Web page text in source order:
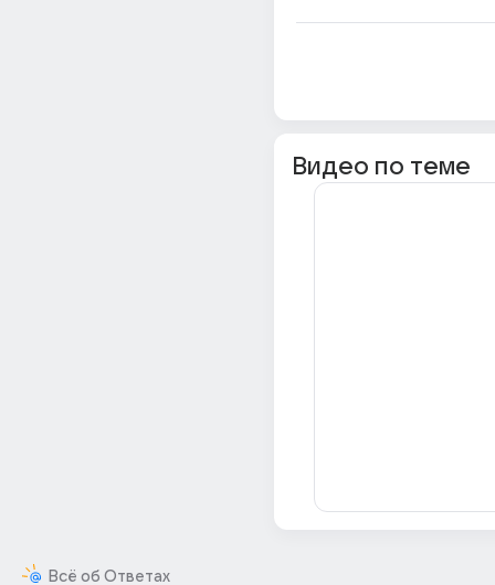
Всё об Ответах
Видео по теме